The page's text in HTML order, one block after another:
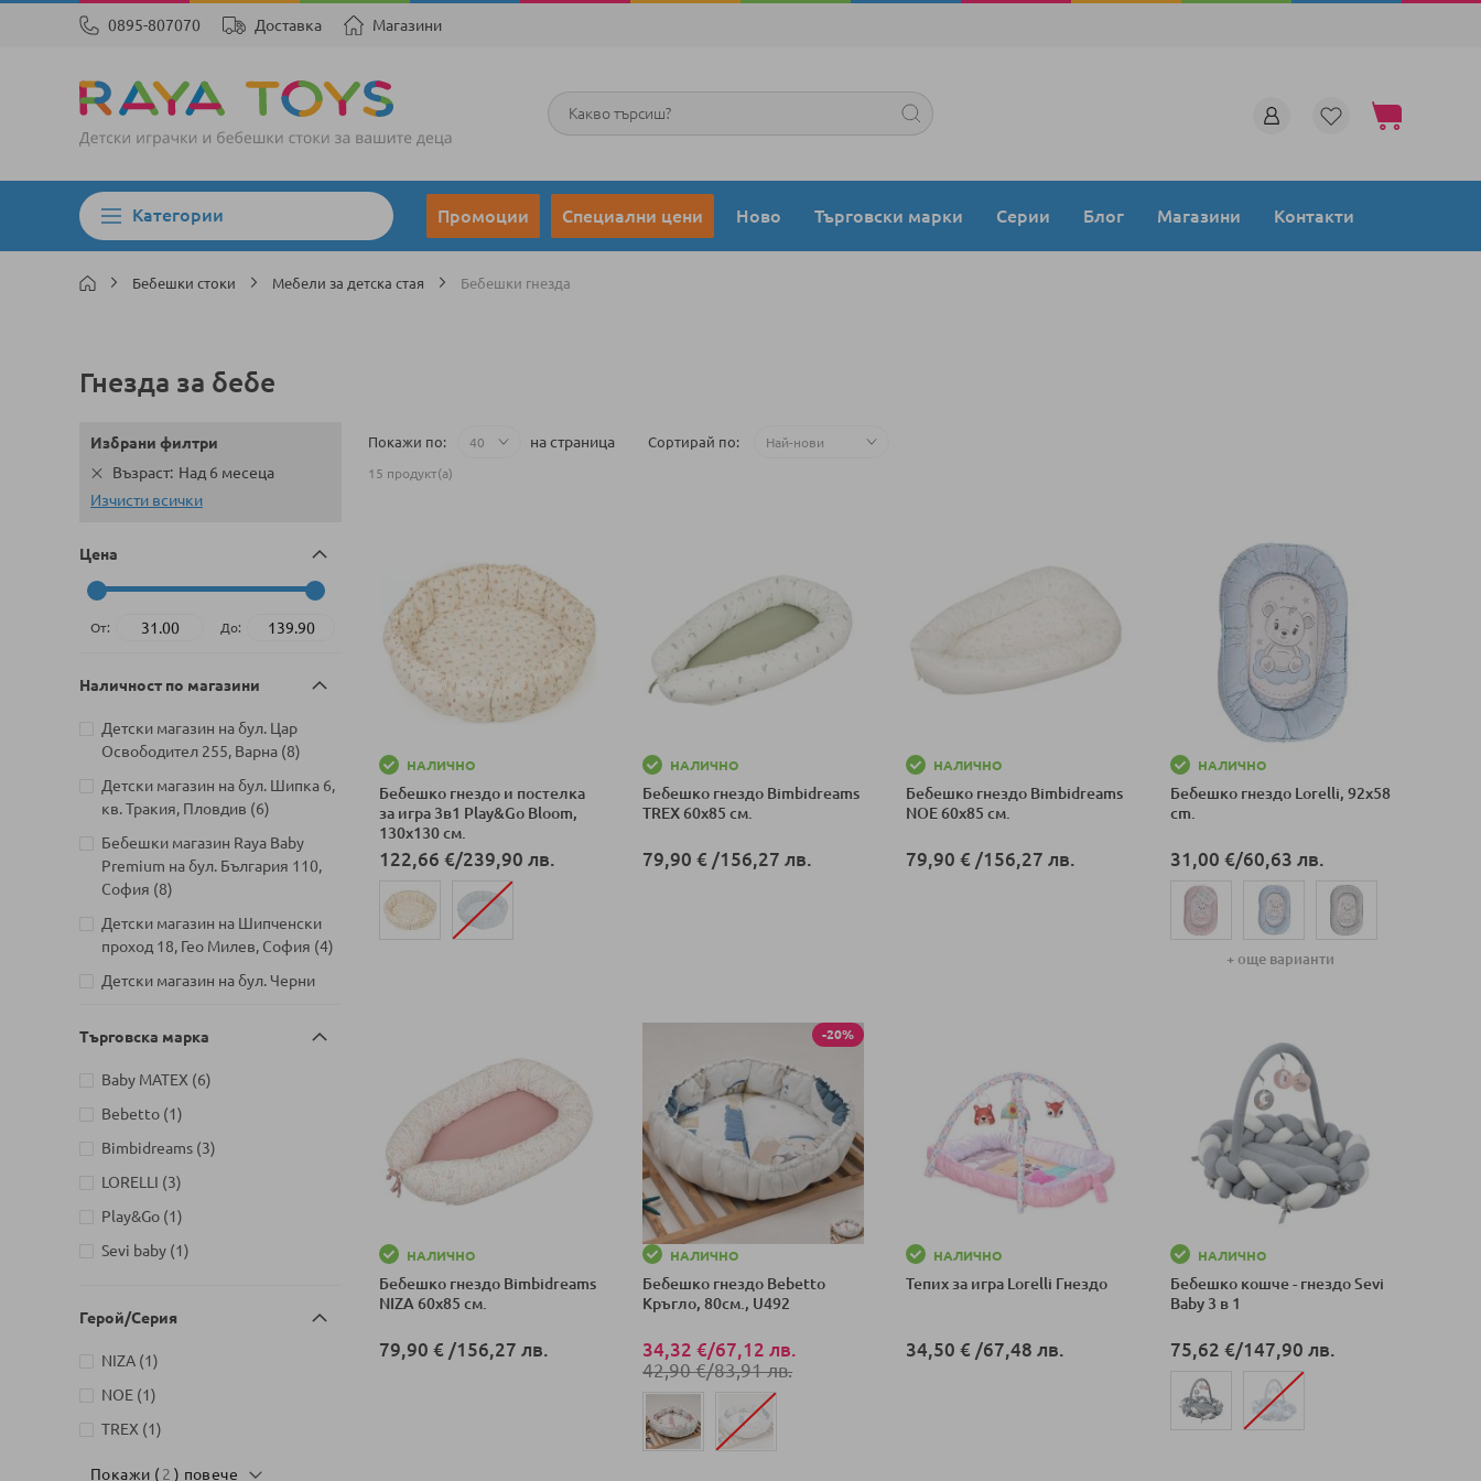
0895-807070 Доставка Магазини
Моята количка
Търсене
Категории Промоции Специални цени Ново Търговски марки Серии Блог Магазини Контакти
Бебешки стоки Мебели за детска стая Бебешки гнезда
Гнезда за бебе
Покажи по на страница Сортирай по
15 продукт(а)
НАЛИЧНО
Бебешко гнездо и постелка
за игра 3в1 Play&Go Bloom,
130х130 см.
122,66 €/239,90 лв.
НАЛИЧНО
Бебешко гнездо Bimbidreams
TREX 60x85 см.
79,90 € /156,27 лв.
НАЛИЧНО
Бебешко гнездо Bimbidreams
NOE 60x85 см.
79,90 € /156,27 лв.
НАЛИЧНО
Бебешко гнездо Lorelli, 92x58
cm.
31,00 €/60,63 лв.
+ още варианти
НАЛИЧНО
Бебешко гнездо Bimbidreams
NIZA 60x85 см.
79,90 € /156,27 лв.
-20%
НАЛИЧНО
Бебешко гнездо Bebetto
Кръгло, 80см., U492
34,32 €/67,12 лв.
42,90 €/83,91 лв.
НАЛИЧНО
Тепих за игра Lorelli Гнездо
34,50 € /67,48 лв.
НАЛИЧНО
Бебешко кошче - гнездо Sevi
Baby 3 в 1
75,62 €/147,90 лв.
Избрани филтри
Възраст Над 6 месеца
Изчисти всички
Цена
От: До:
Наличност по магазини
Детски магазин на бул. Цар
Освободител 255, Варна 8
артикули
Детски магазин на бул. Шипка 6,
кв. Тракия, Пловдив
6
артикули
Бебешки магазин Raya Baby
Premium на бул. България 110,
София
8
артикули
Детски магазин на Шипченски
проход 18, Гео Милев, София 4
артикули
Детски магазин на бул. Черни
Детски магазин на ул.
1 4
артикули
Детски магазин на ул.
Митрополит Андрей №31,
Търговска марка
Baby MATEX 6
артикули
Bebetto 1
артикул
Bimbidreams 3
артикули
LORELLI
3
артикули
Play&Go 1
артикул
Sevi baby 1
артикул
Герой/Серия
NIZA 1
артикул
NOE
1
артикул
TREX
1
артикул
Покажи (2 ) повече